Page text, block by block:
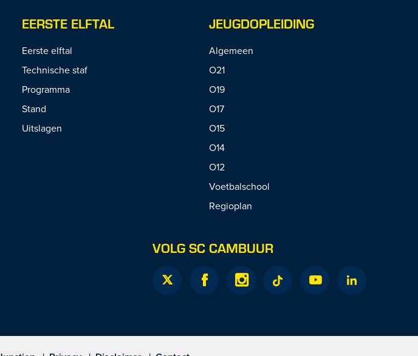
EERSTE ELFTAL
Eerste elftal
Technische staf
Programma
Stand
Uitslagen
JEUGDOPLEIDING
Algemeen
O21
O19
O17
O15
O14
O12
Voetbalschool
Regioplan
VOLG SC CAMBUUR